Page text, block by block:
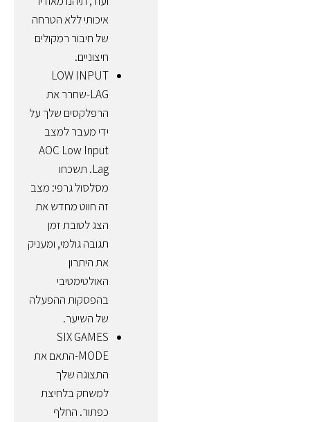
איכותי ללא הטרחה
של חיבור רמקולים
חיצוניים.
LOW INPUT
LAG-שחרר את
הרפלקסים שלך על
ידי מעבר למצב
AOC Low Input
Lag. תשכחו
מסלסול גרפי: מצב
זה חווט מחדש את
הצג לטובת זמן
תגובה גולמי, ומעניק
את היתרון
האולטימטיבי
בהפסקות ההפעלה
של השיער.
SIX GAMES
MODE-התאם את
התצוגה שלך
למשחק בלחיצת
כפתור. החלף